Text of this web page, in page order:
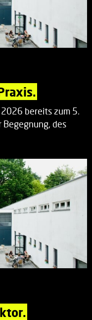
2026 bereits zum 5.
Begegnung, des